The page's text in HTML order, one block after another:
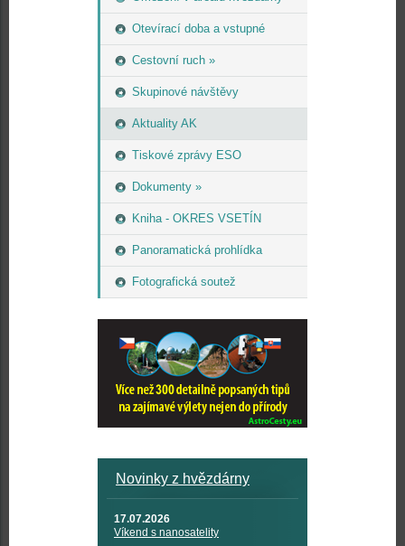
Otevírací doba a vstupné
Cestovní ruch »
Skupinové návštěvy
Aktuality AK
Tiskové zprávy ESO
Dokumenty »
Kniha - OKRES VSETÍN
Panoramatická prohlídka
Fotografická soutež
Novinky z hvězdárny
17.07.2026
Víkend s nanosatelity